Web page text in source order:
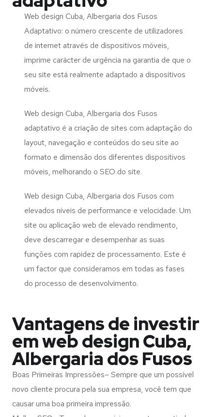
Web design Cuba, Albergaria dos Fusos
Adaptativo: o número crescente de utilizadores
de internet através de dispositivos móveis,
imprime carácter de urgência na garantia de que o
seu site está realmente adaptado a dispositivos
móveis.
Web design Cuba, Albergaria dos Fusos
adaptativo é a criação de sites com adaptação do
layout, navegação e conteúdos do seu site ao
formato e dimensão dos diferentes dispositivos
móveis, melhorando o SEO do site.
Web design Cuba, Albergaria dos Fusos com
elevados níveis de performance e velocidade. Um
site ou aplicação web de elevado rendimento,
deve descarregar e desempenhar as suas
funções com rapidez de processamento. Este é
um factor que consideramos em todas as fases
do processo de desenvolvimento.
Vantagens de investir
em web design Cuba,
Albergaria dos Fusos
Boas Primeiras Impressões– Sempre que um possível
novo cliente procura pela sua empresa, você tem que
causar uma boa primeira impressão.